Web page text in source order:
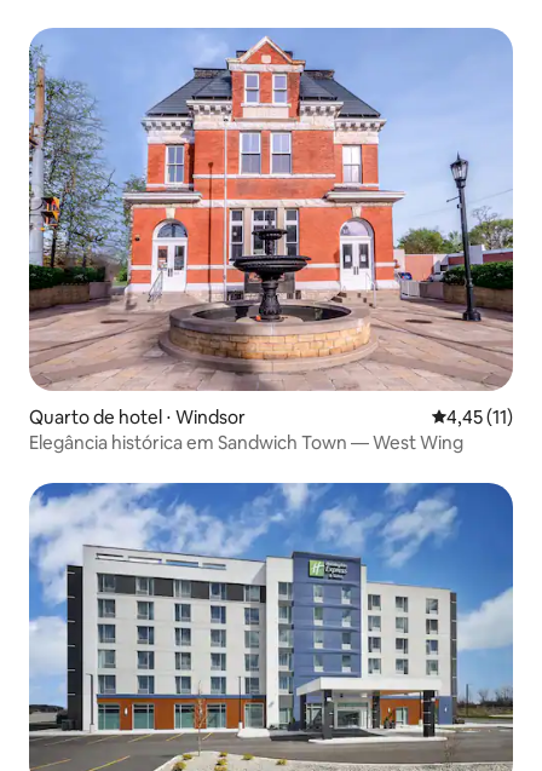
Quarto de hotel ⋅ Windsor 4,45 de uma
4,45 (11)
Elegância histórica em Sandwich Town — West Wing